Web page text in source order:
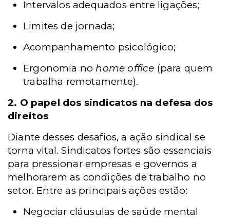
Intervalos adequados entre ligações;
Limites de jornada;
Acompanhamento psicológico;
Ergonomia no home office (para quem
trabalha remotamente).
2. O papel dos sindicatos na defesa dos
direitos
Diante desses desafios, a ação sindical se
torna vital. Sindicatos fortes são essenciais
para pressionar empresas e governos a
melhorarem as condições de trabalho no
setor. Entre as principais ações estão:
Negociar cláusulas de saúde mental